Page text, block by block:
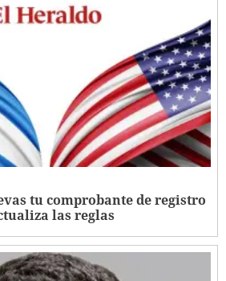
tu comprobante de registro
las reglas